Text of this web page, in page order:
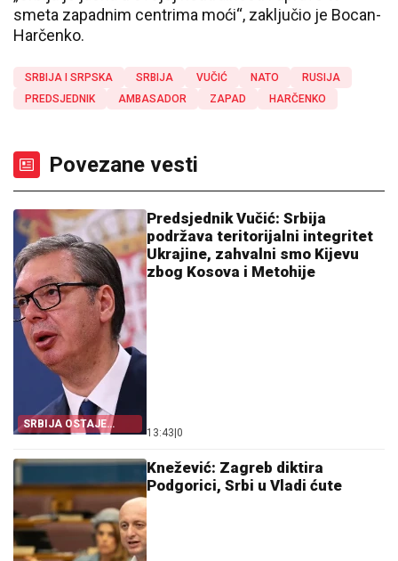
smeta zapadnim centrima moći“, zaključio je Bocan-
Harčenko.
SRBIJA I SRPSKA SRBIJA VUČIĆ NATO
RUSIJA
PREDSJEDNIK
AMBASADOR ZAPAD HARČENKO
Povezane vesti
SRBIJA OSTAJE
DOSLJEDNA POVELJI
Predsjednik Vučić: Srbija
podržava teritorijalni integritet
Ukrajine, zahvalni smo Kijevu
zbog Kosova i Metohije
13:43 0
Knežević: Zagreb diktira
Podgorici, Srbi u Vladi ćute